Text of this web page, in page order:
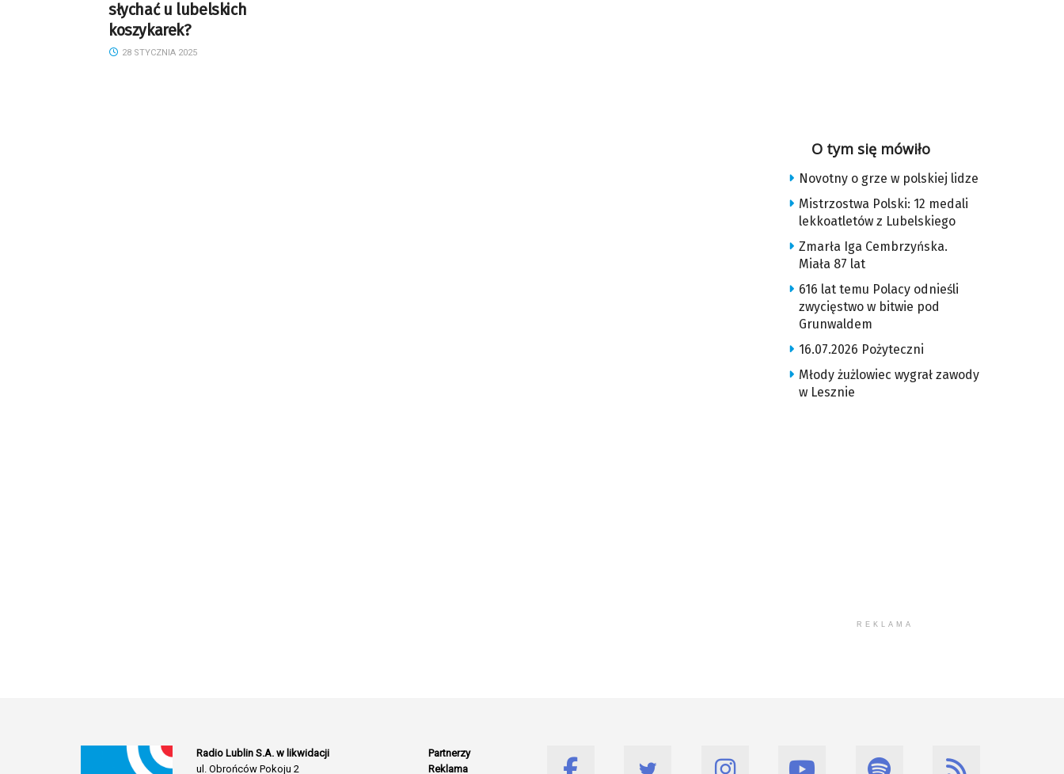
słychać u lubelskich
koszykarek?
28 STYCZNIA 2025
O tym się mówiło
Novotny o grze w polskiej lidze
Mistrzostwa Polski: 12 medali
lekkoatletów z Lubelskiego
Zmarła Iga Cembrzyńska.
Miała 87 lat
616 lat temu Polacy odnieśli
zwycięstwo w bitwie pod
Grunwaldem
16.07.2026 Pożyteczni
Młody żużlowiec wygrał zawody
w Lesznie
REKLAMA
Radio Lublin S.A. w likwidacji
ul. Obrońców Pokoju 2
Partnerzy
Reklama